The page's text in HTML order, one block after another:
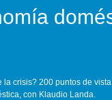
crisis? 200 puntos de
con Klaudio Landa.